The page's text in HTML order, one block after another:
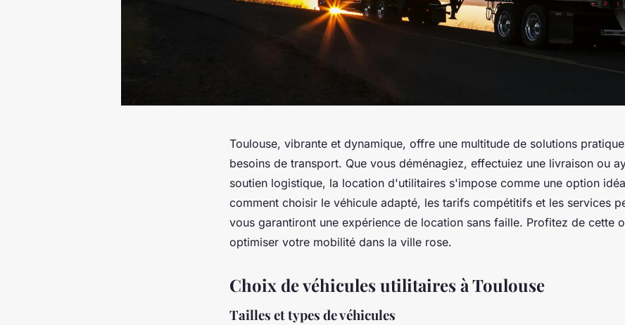
Toulouse, vibrante et dynamique, offre une multitude de solutions
besoins de transport. Que vous déménagiez, effectuiez une livraison ou
soutien logistique, la location d'utilitaires s'impose comme une option
comment choisir le véhicule adapté, les tarifs compétitifs et les services
vous garantiront une expérience de location sans faille. Profitez de cette
optimiser votre mobilité dans la ville rose.
Choix de véhicules utilitaires à Toulouse
Tailles et types de véhicules